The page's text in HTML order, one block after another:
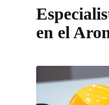
en el